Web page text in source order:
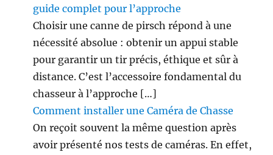
n
f
i
e
m
e
t
guide complet pour l’approche
Choisir une canne de pirsch répond à une
nécessité absolue : obtenir un appui stable
pour garantir un tir précis, éthique et sûr à
distance. C’est l’accessoire fondamental du
chasseur à l’approche […]
Comment installer une Caméra de Chasse
On reçoit souvent la même question après
avoir présenté nos tests de caméras. En effet,